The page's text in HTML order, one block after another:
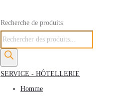
Recherche de produits
SERVICE - HÔTELLERIE
Homme